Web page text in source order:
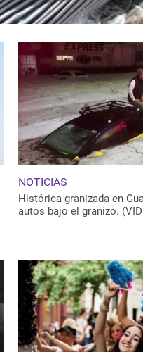
NOTICIAS
Histórica granizada en
autos bajo el granizo.